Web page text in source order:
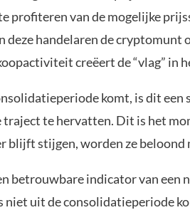
profiteren van de mogelijke
deze handelaren de cryptomunt
creëert de “vlag” in
komt, is dit een
traject te hervatten. Dit is het
blijft stijgen, worden ze beloond
betrouwbare indicator van een
niet uit de consolidatieperiode